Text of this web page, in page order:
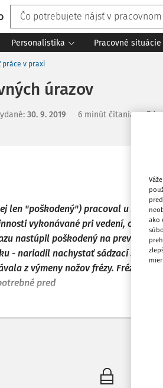
Personalistika Pracovné situácie
práce v praxi
úrazov
: 30. 9. 2019 6 minút čítania
len "poškodený") pracoval u
vykonávané pri vedení,
nastúpil poškodený na
- nariadil nachystať sádzací stroj
z výmeny nožov frézy. Frézu,
pred
ako